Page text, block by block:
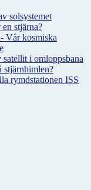
solsystemet
stjärna?
Vår kosmiska
i omloppsbana
stjärnhimlen?
rymdstationen ISS